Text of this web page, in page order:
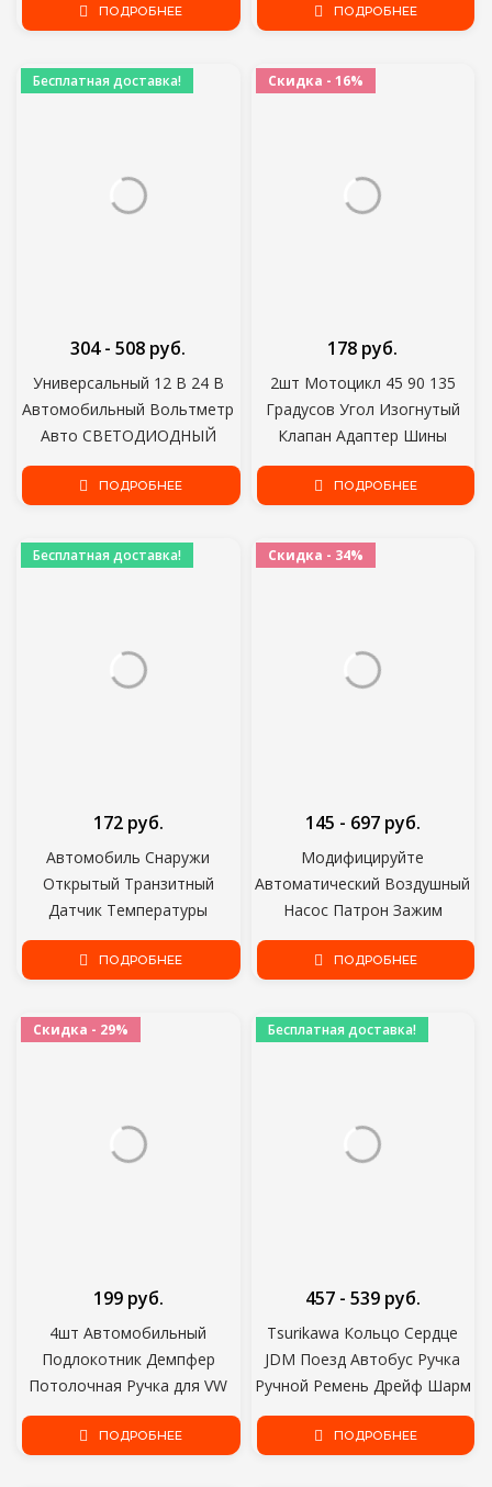
ПОДРОБНЕЕ
Picasso Xsara
ПОДРОБНЕЕ
Бесплатная доставка!
Универсальный 12 В 24 В
Автомобильный Вольтметр
Авто СВЕТОДИОДНЫЙ
Цифровой Вольтметр
Датчик Термометр USB
Измеритель Напряжения
304 - 508 руб.
ПОДРОБНЕЕ
Скидка - 16%
2шт Мотоцикл 45 90 135
Градусов Угол Изогнутый
Клапан Адаптер Шины
Трубка Клапан Удлинитель
Адаптер для Грузовика
Велосипед
178 руб.
ПОДРОБНЕЕ
Бесплатная доставка!
Автомобиль Снаружи
Открытый Транзитный
Датчик Температуры
Воздуха Датчик Автомобиля
Снаружи Окружающей Среды
306 307 407 автомобиль-
стайлинг
172 руб.
ПОДРОБНЕЕ
Скидка - 34%
Модифицируйте
Автоматический Воздушный
Насос Патрон Зажим
Автомобиль Грузовик Шина
Шина Инфлятор Клапан
Зажим Инструменты Для
Ремонта Шин
145 - 697 руб.
ПОДРОБНЕЕ
Скидка - 29%
4шт Автомобильный
Подлокотник Демпфер
Потолочная Ручка для VW
для Skoda Octavia A5 Rapid 18
для Polo 2018 для Chery a3 a5
199 руб.
ПОДРОБНЕЕ
Бесплатная доставка!
Tsurikawa Кольцо Сердце
JDM Поезд Автобус Ручка
Ручной Ремень Дрейф Шарм
Ремень Дрейф Авто
Аксессуары Стайлинг
457 - 539 руб.
ПОДРОБНЕЕ